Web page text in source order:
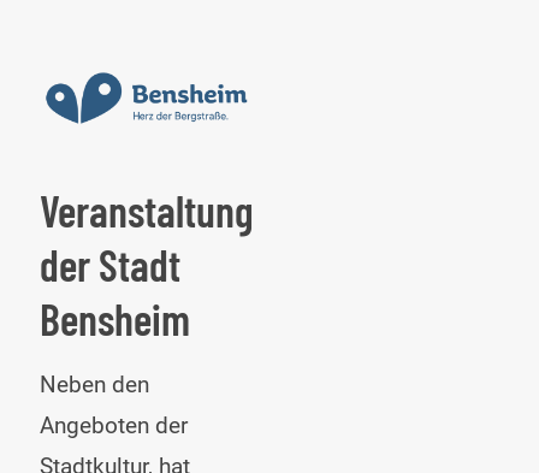
Veranstaltungskalender
der Stadt
Bensheim
Neben den
Angeboten der
Stadtkultur, hat